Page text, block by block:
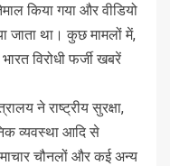
किया गया और वीडियो
जाता था। कुछ मामलों में,
विरोधी फर्जी खबरें
ने राष्ट्रीय सुरक्षा,
व्यवस्था आदि से
चौनलों और कई अन्य